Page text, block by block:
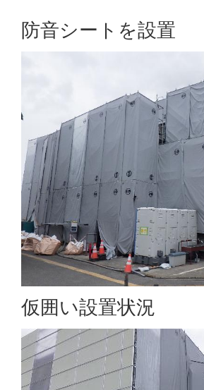
防音シートを設置
仮囲い設置状況